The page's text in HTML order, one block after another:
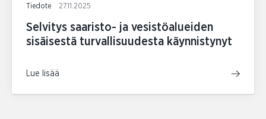
Tiedote 27.11.2025
Selvitys saaristo- ja vesistöalueiden
sisäisestä turvallisuudesta käynnistynyt
Lue lisää